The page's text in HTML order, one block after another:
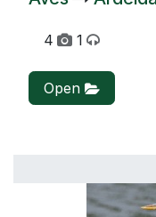
4 1
Open